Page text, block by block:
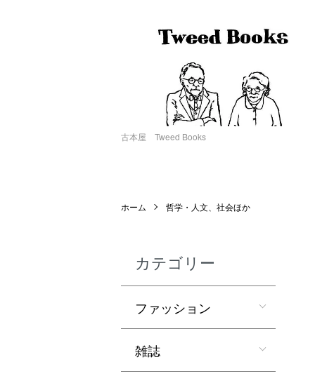
古本屋 Tweed Books
ホーム 哲学・人文、社会ほか
カテゴリー
ファッション
雑誌